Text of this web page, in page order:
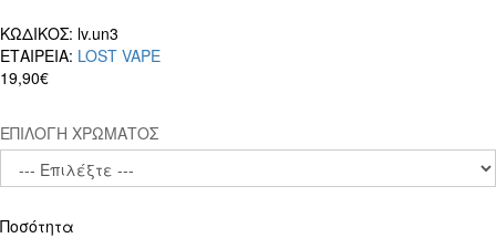
ΚΩΔΙΚΟΣ: lv.un3
ΕΤΑΙΡΕΙΑ: LOST VAPE
19,90€
ΕΠΙΛΟΓΗ ΧΡΩΜΑΤΟΣ
Ποσότητα